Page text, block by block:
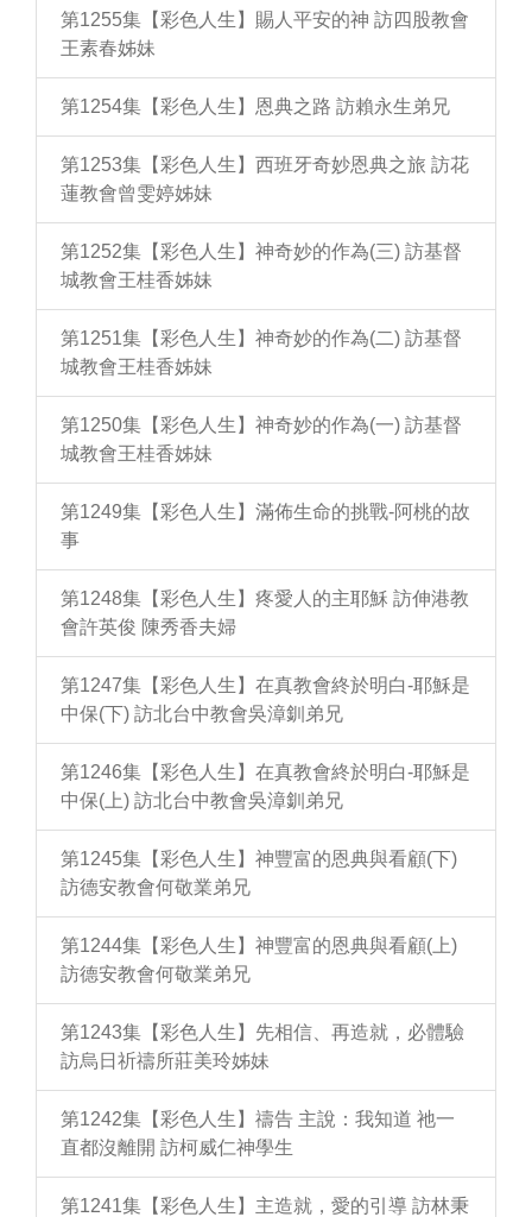
第1255集【彩色人生】賜人平安的神 訪四股教會
王素春姊妹
第1254集【彩色人生】恩典之路 訪賴永生弟兄
第1253集【彩色人生】西班牙奇妙恩典之旅 訪花
蓮教會曾雯婷姊妹
第1252集【彩色人生】神奇妙的作為(三) 訪基督
城教會王桂香姊妹
第1251集【彩色人生】神奇妙的作為(二) 訪基督
城教會王桂香姊妹
第1250集【彩色人生】神奇妙的作為(一) 訪基督
城教會王桂香姊妹
第1249集【彩色人生】滿佈生命的挑戰-阿桃的故
事
第1248集【彩色人生】疼愛人的主耶穌 訪伸港教
會許英俊 陳秀香夫婦
第1247集【彩色人生】在真教會終於明白-耶穌是
中保(下) 訪北台中教會吳漳釧弟兄
第1246集【彩色人生】在真教會終於明白-耶穌是
中保(上) 訪北台中教會吳漳釧弟兄
第1245集【彩色人生】神豐富的恩典與看顧(下)
訪德安教會何敬業弟兄
第1244集【彩色人生】神豐富的恩典與看顧(上)
訪德安教會何敬業弟兄
第1243集【彩色人生】先相信、再造就，必體驗
訪烏日祈禱所莊美玲姊妹
第1242集【彩色人生】禱告 主說：我知道 祂一
直都沒離開 訪柯威仁神學生
第1241集【彩色人生】主造就，愛的引導 訪林秉